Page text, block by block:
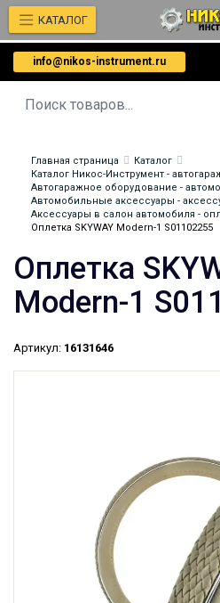
info@nikos-instrument.ru
КАТАЛОГ
Главная страница
Каталог
Каталог Никос-Инструмент -
Автогаражное оборудование -
Автомобильные аксессуары -
Аксессуары в салон автомобиля -
Оплетка SKYWAY Modern-1 S01102255
Оплетка
Modern-1
Артикул: 16131646